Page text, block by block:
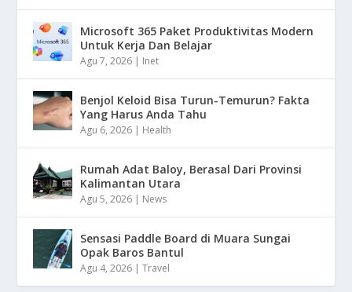
Microsoft 365 Paket Produktivitas Modern
Untuk Kerja Dan Belajar
Agu 7, 2026 | Inet
Benjol Keloid Bisa Turun-Temurun? Fakta
Yang Harus Anda Tahu
Agu 6, 2026 | Health
Rumah Adat Baloy, Berasal Dari Provinsi
Kalimantan Utara
Agu 5, 2026 | News
Sensasi Paddle Board di Muara Sungai
Opak Baros Bantul
Agu 4, 2026 |Travel